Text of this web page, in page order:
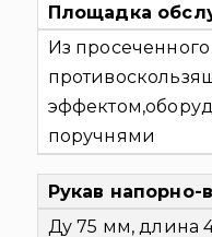
Площадка
Из просеченного
поручнями
Рукав
Ду 75 мм, длина